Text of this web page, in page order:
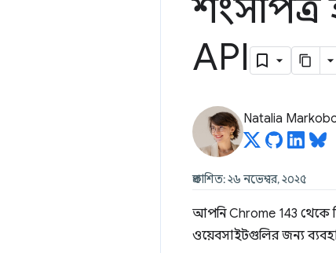
API
Natalia
প্রকাশিত: ২৬ নভেম্বর, ২০২৫
আপনি Chrome 143 থেকে
ওয়েবসাইটগুলির জন্য